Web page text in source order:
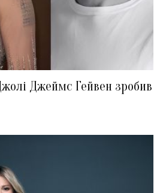
Джеймс Гейвен зробив